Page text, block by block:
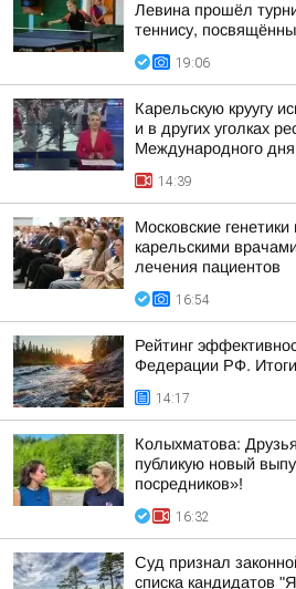
Левина прошёл
теннису,
19:06
Карельскую круугу
и в других уголках
Международного
14:39
Московские
карельскими
лечения пациентов
16:54
Рейтинг
Федерации РФ.
14:17
Колыхматова:
публикую новый
посредников»!
16:32
Суд признал
списка кандидатов